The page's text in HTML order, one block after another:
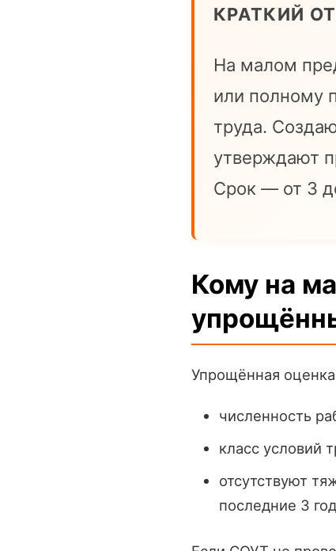
КРАТКИЙ
На малом
или полному
труда.
утверждают
Срок — от 3
Кому на
Упрощённая
численность
класс условий
отсутствуют
последние 3